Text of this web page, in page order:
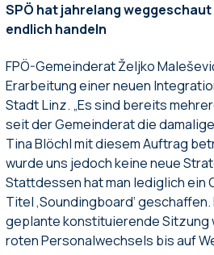
SPÖ hat jahrelang
endlich handeln
FPÖ-Gemeinderat Željko
Erarbeitung einer neuen
Stadt Linz. „Es sind bereits
seit der Gemeinderat die
Tina Blöchl mit diesem Auftrag
wurde uns jedoch keine neue
Stattdessen hat man lediglich ein
Titel ‚Soundingboard‘
geplante konstituierende Sitzung
roten Personalwechsels bis auf